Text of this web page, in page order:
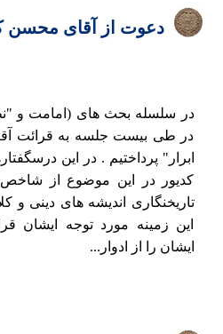
دعوت از آقای محسن
در سلسله بحث های (امامت و
در طی بيست جلسه به قرائت
ابرار" پرداختيم . در اين
کديور در اين موضوع از
تاريخنگاری انديشه های دينی و
اين زمينه مورد توجه ايشان
ايشان را از ادوار...